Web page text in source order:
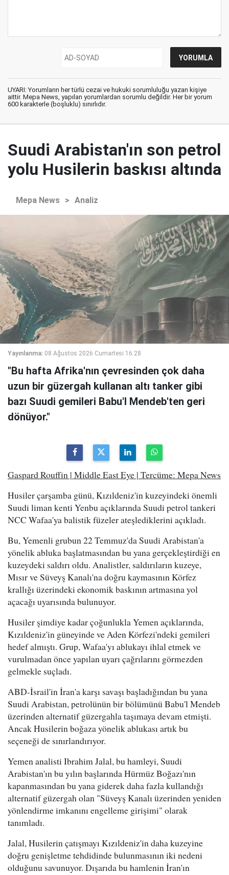
UYARI: Yorumların her türlü cezai ve hukuki sorumluluğu yazan kişiye
aittir. Mepa News, yapılan yorumlardan sorumlu değildir. Her bir yorum
600 karakterle (boşluklu) sınırlıdır.
Suudi Arabistan'ın son petrol
yolu Husilerin baskısı altında
Mepa News > Analiz
Yayınlanma: 08 Ağustos 2026 Cumartesi 16:28
"Bu hafta Afrika'nın çevresinden çok daha
uzun bir güzergah kullanan altı tanker gibi
bazı Suudi gemileri Babu'l Mendeb'ten geri
dönüyor."
Gaspard Rouffin | Middle East Eye | Tercüme: Mepa News
Husiler çarşamba günü, Kızıldeniz'in kuzeyindeki önemli
Suudi liman kenti Yenbu açıklarında Suudi petrol tankeri
NCC Wafaa'ya balistik füzeler ateşlediklerini açıkladı.
Bu, Yemenli grubun 22 Temmuz'da Suudi Arabistan'a
yönelik abluka başlatmasından bu yana gerçekleştirdiği en
kuzeydeki saldırı oldu. Analistler, saldırıların kuzeye,
Mısır ve Süveyş Kanalı'na doğru kaymasının Körfez
krallığı üzerindeki ekonomik baskının artmasına yol
açacağı uyarısında bulunuyor.
Husiler şimdiye kadar çoğunlukla Yemen açıklarında,
Kızıldeniz'in güneyinde ve Aden Körfezi'ndeki gemileri
hedef almıştı. Grup, Wafaa'yı ablukayı ihlal etmek ve
vurulmadan önce yapılan uyarı çağrılarını görmezden
gelmekle suçladı.
ABD-İsrail'in İran'a karşı savaşı başladığından bu yana
Suudi Arabistan, petrolünün bir bölümünü Babu'l Mendeb
üzerinden alternatif güzergahla taşımaya devam etmişti.
Ancak Husilerin boğaza yönelik ablukası artık bu
seçeneği de sınırlandırıyor.
Yemen analisti Ibrahim Jalal, bu hamleyi, Suudi
Arabistan'ın bu yılın başlarında Hürmüz Boğazı'nın
kapanmasından bu yana giderek daha fazla kullandığı
alternatif güzergah olan "Süveyş Kanalı üzerinden yeniden
yönlendirme imkanını engelleme girişimi" olarak
tanımladı.
Jalal, Husilerin çatışmayı Kızıldeniz'in daha kuzeyine
doğru genişletme tehdidinde bulunmasının iki nedeni
olduğunu savunuyor. Dışarıda bu hamlenin İran'ın